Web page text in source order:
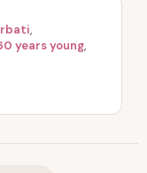
,
years young,